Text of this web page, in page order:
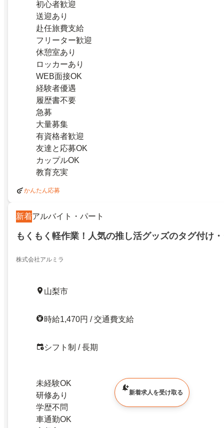
初心者歓迎
送迎あり
赴任旅費支給
フリーター歓迎
休憩室あり
ロッカーあり
WEB面接OK
経験者優遇
履歴書不要
急募
大量募集
有資格者歓迎
友達と応募OK
カップルOK
教育充実
かんたん応募
新着アルバイト・パート
もくもく軽作業！人気の推し活グッズのタグ付け
株式会社アルミラ
山梨市
時給1,470円 / 交通費支給
シフト制 / 長期
未経験OK
研修あり
学歴不問
車通勤OK
新着求人を受け取る